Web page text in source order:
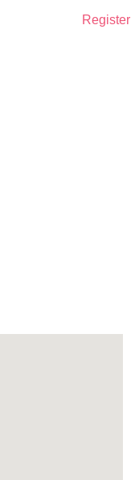
Register